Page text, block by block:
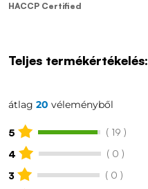
HACCP Certified
Teljes termékértékelés:
átlag 20 véleményből
5
( 19 )
4
( 0 )
3
( 0 )